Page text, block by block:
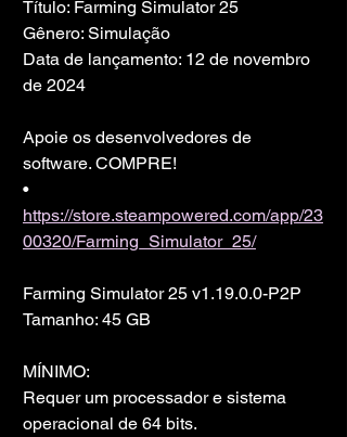
Título: Farming Simulator 25
Gênero: Simulação
Data de lançamento: 12 de novembro
de 2024
Apoie os desenvolvedores de
software. COMPRE!
•
https://store.steampowered.com/app/23
00320/Farming_Simulator_25/
Farming Simulator 25 v1.19.0.0-P2P
Tamanho: 45 GB
MÍNIMO:
Requer um processador e sistema
operacional de 64 bits.